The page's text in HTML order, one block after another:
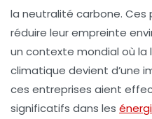
la neutralité carbone. Ces
réduire leur empreinte
un contexte mondial où
climatique devient d’une
ces entreprises aient
significatifs dans les